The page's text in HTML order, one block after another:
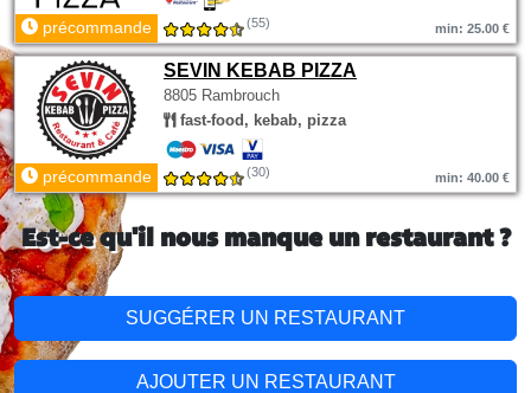
précommande (55) min: 25.00 €
SEVIN KEBAB PIZZA
8805 Rambrouch
fast-food, kebab, pizza
précommande (30) min: 40.00 €
Est-ce qu'il nous manque un restaurant ?
SUGGÉRER UN RESTAURANT
AJOUTER UN RESTAURANT